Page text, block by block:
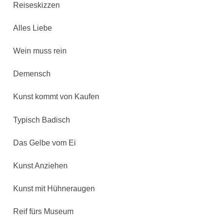
Reiseskizzen
Alles Liebe
Wein muss rein
Demensch
Kunst kommt von Kaufen
Typisch Badisch
Das Gelbe vom Ei
Kunst Anziehen
Kunst mit Hühneraugen
Reif fürs Museum